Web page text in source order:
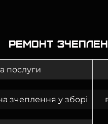
Ремонт
послуги
зчеплення у зборі